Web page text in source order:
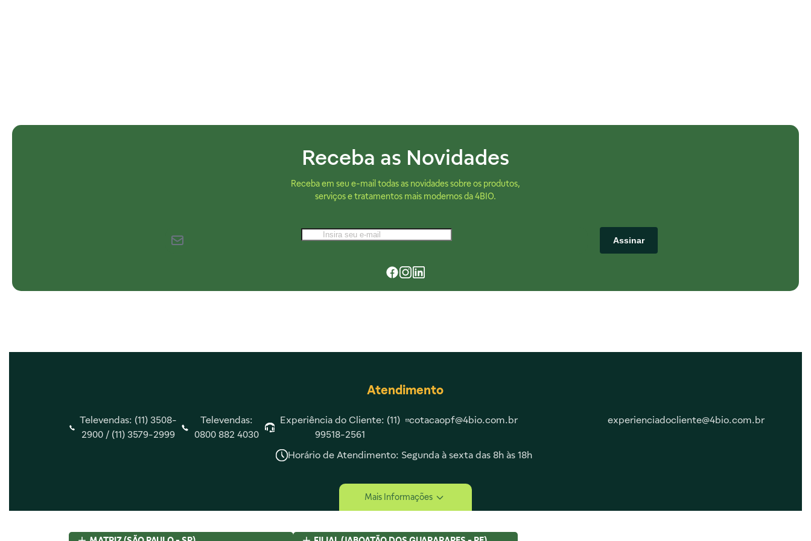
Receba as Novidades
Receba em seu e-mail todas as novidades sobre os produtos,
serviços e tratamentos mais modernos da 4BIO.
Assinar
Atendimento
Televendas: (11) 3508-
2900 / (11) 3579-2999
Televendas:
0800 882 4030
Experiência do Cliente: (11)
99518-2561
cotacaopf@4bio.com.br experienciadocliente@4bio.com.br
Horário de Atendimento: Segunda à sexta das 8h às 18h
Central de Atendimento
Quem Somos
Compra Segura
Mais Informações